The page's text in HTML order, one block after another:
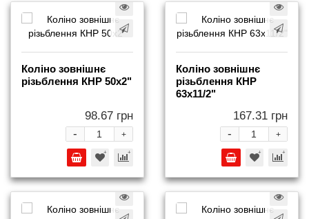
Коліно зовнішнє
різьблення КНР 50x2"
98.67 грн
+
-
Коліно зовнішнє
різьблення КНР
63x11/2"
167.31 грн
+
-